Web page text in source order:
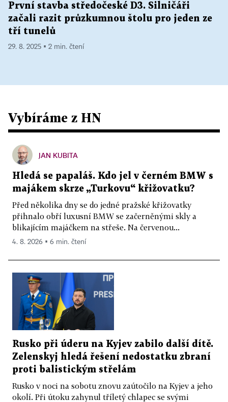
První stavba středočeské D3. Silničáři
začali razit průzkumnou štolu pro jeden ze
tří tunelů
29. 8. 2025 ▪ 2 min. čtení
Vybíráme z HN
JAN KUBITA
Hledá se papaláš. Kdo jel v černém BMW s
majákem skrze „Turkovu“ křižovatku?
Před několika dny se do jedné pražské křižovatky
přihnalo obří luxusní BMW se začerněnými skly a
blikajícím majáčkem na střeše. Na červenou...
4. 8. 2026 ▪ 6 min. čtení
Rusko při úderu na Kyjev zabilo další dítě.
Zelenskyj hledá řešení nedostatku zbraní
proti balistickým střelám
Rusko v noci na sobotu znovu zaútočilo na Kyjev a jeho
okolí. Při útoku zahynul tříletý chlapec se svými